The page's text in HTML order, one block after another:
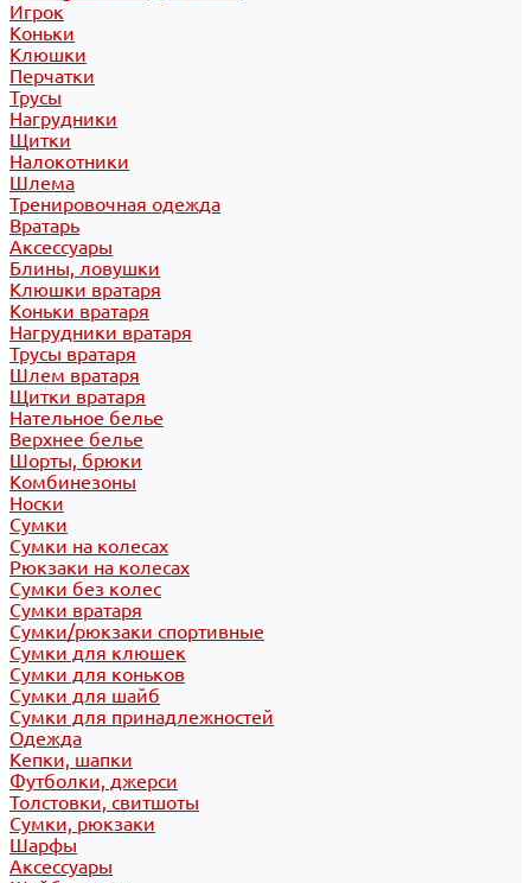
Игрок
Коньки
Клюшки
Перчатки
Трусы
Нагрудники
Щитки
Налокотники
Шлема
Тренировочная одежда
Вратарь
Аксессуары
Блины, ловушки
Клюшки вратаря
Коньки вратаря
Нагрудники вратаря
Трусы вратаря
Шлем вратаря
Щитки вратаря
Нательное белье
Верхнее белье
Шорты, брюки
Комбинезоны
Носки
Сумки
Сумки на колесах
Рюкзаки на колесах
Сумки без колес
Сумки вратаря
Сумки/рюкзаки спортивные
Сумки для клюшек
Сумки для коньков
Сумки для шайб
Сумки для принадлежностей
Одежда
Кепки, шапки
Футболки, джерси
Толстовки, свитшоты
Сумки, рюкзаки
Шарфы
Аксессуары